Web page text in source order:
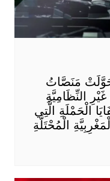
مَنَصَّاتُ
النِّظَامِيَّةِ
الْحَمْلَةِ الَّتِي
الْمُحْتَلَّةِ